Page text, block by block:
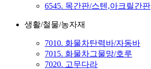
6545. 목간판/스텐,아크릴간판
생활/철물/농자재
7010. 화물차탄력바/자동바
7015. 화물차그물망/호루
7020. 고무다라